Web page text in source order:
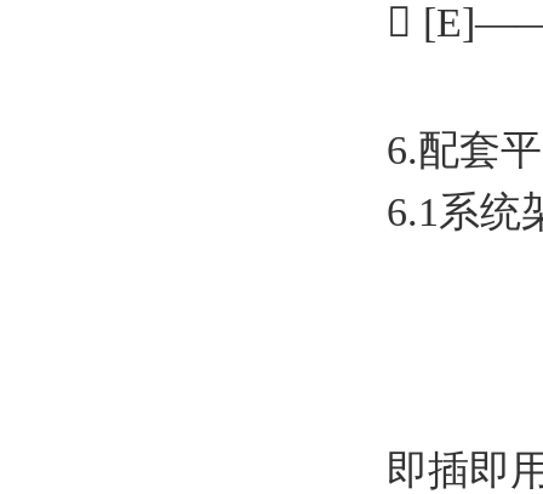
 [E]——
6.配套
6.1系统
即插即